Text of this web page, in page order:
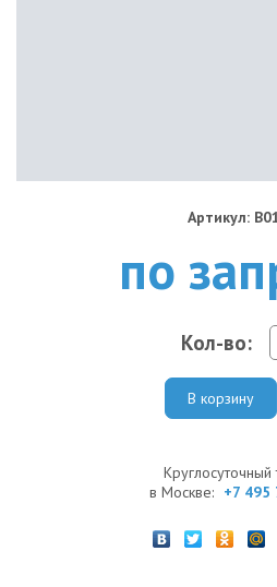
Артикул:
по
Кол-во:
В корзину
в Москве: +7 495